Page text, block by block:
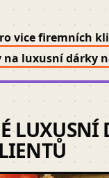
vice firemních
na luxusní dárky
LUXUSNÍ